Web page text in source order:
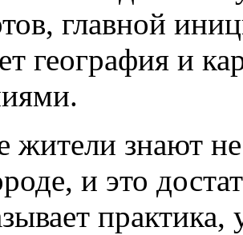
главной
география и
жители знают
и это